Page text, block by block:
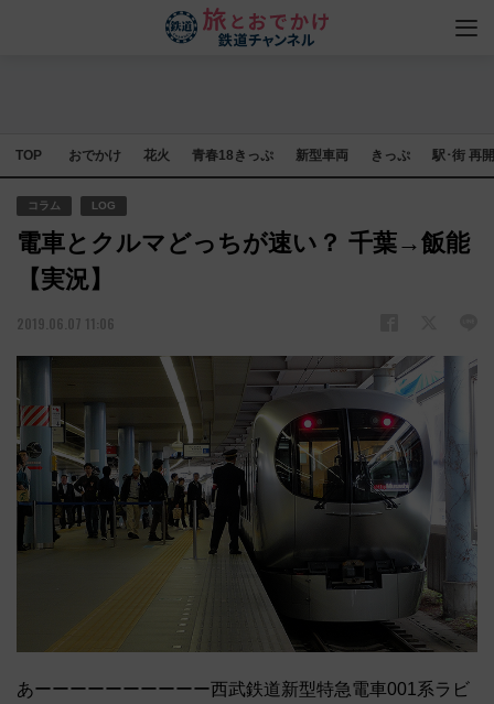
TOP おでかけ 花火 青春18きっぷ 新型車両 きっぷ 駅･街 再
コラム LOG
電車とクルマどっちが速い？ 千葉→飯能
【実況】
2019.06.07 11:06
あーーーーーーーーーー西武鉄道新型特急電車001系ラビ